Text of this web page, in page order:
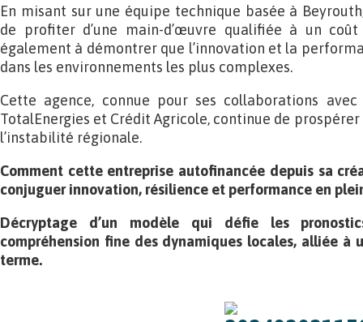
En misant sur une équipe technique basée à
de profiter d’une main-d’œuvre qualifiée à un
également à démontrer que l’innovation et la
dans les environnements les plus complexes.
Cette agence, connue pour ses collaborations
TotalEnergies et Crédit Agricole, continue de
l’instabilité régionale.
Comment cette entreprise autofinancée depuis sa
conjuguer innovation, résilience et performance en
Décryptage d’un modèle qui défie les
compréhension fine des dynamiques locales, alliée à
terme.